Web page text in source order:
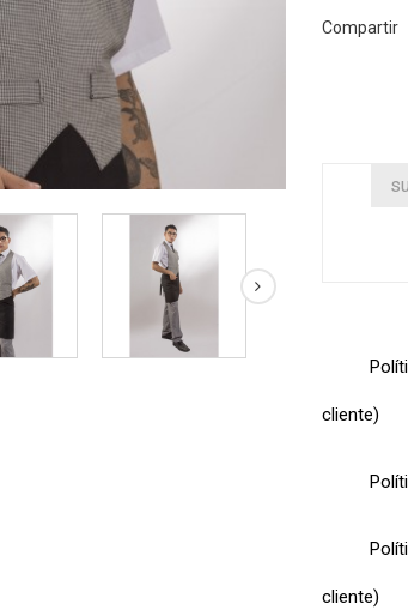
Compartir
cliente)
cliente)